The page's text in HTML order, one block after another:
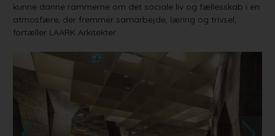
kunne danne rammerne om det sociale liv og fællesskab i en
atmosfære, der fremmer samarbejde, læring og trivsel,
fortæller LAARK Arkitekter.